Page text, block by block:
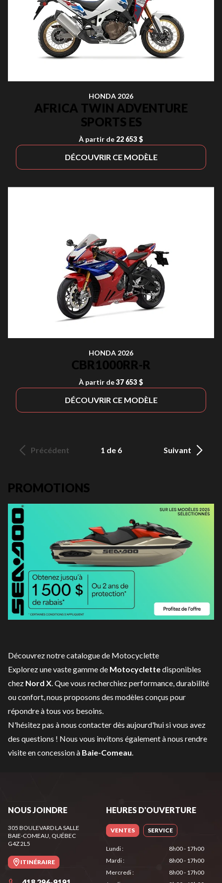
HONDA 2026
AFRICA TWIN ADVENTURE
SPORTS ES
À partir de 22 653 $
DÉCOUVRIR CE MODÈLE
HONDA 2026
CBR1000RR-R
À partir de37 653 $
DÉCOUVRIR CE MODÈLE
Précédent 1 de 6 Suivant
PROMOTIONS
Découvrez notre catalogue de Motocyclette
Explorez une vaste gamme de Motocyclettedisponibles
chez Nord X. Que vous recherchiez performance, durabilité
ou confort, nous proposons des modèles conçus pour
répondre à tous vos besoins.
N'hésitez pas ànous contacterdès aujourd'hui si vous avez
des questions ! Nous vous invitons également à nous rendre
visite en concession à Baie-Comeau.
NOUS JOINDRE
305 BOULEVARD LA SALLE
BAIE-COMEAU , QUÉBEC
G4Z 2L5
ITINÉRAIRE
HEURES D'OUVERTURE
VENTES SERVICE
Lundi:
8h00 - 17h00
Mardi:
8h00 - 17h00
Mercredi:
8h00 - 17h00